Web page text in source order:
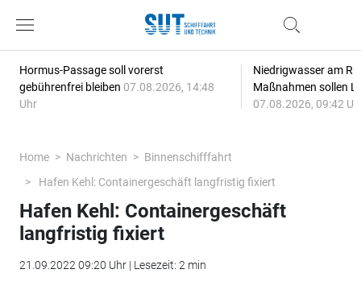
Hormus-Passage soll vorerst
gebührenfrei bleiben 07.08.2026, 14:48
Uhr
Niedrigwasser am
Maßnahmen sollen
07.08.2026, 09:42
Home Nachrichten
Binnenschifffahrt
Hafen Kehl: Containergeschäft langfristig fixiert
Hafen Kehl: Containergeschäft
langfristig fixiert
21.09.2022 09:20 Uhr | Lesezeit: 2 min